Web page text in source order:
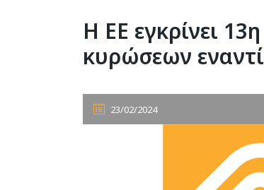
H ΕΕ εγκρίνει
κυρώσεων
23/02/2024